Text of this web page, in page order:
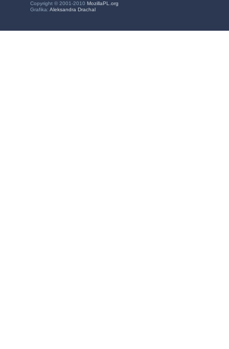
Copyright © 2001-2010 MozillaPL.org
Grafika: Aleksandra Drachal